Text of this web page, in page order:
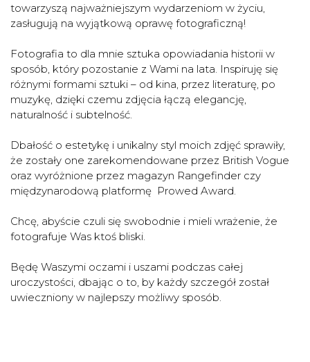
towarzyszą najważniejszym wydarzeniom w życiu,
zasługują na wyjątkową oprawę fotograficzną!
Fotografia to dla mnie sztuka opowiadania historii w
sposób, który pozostanie z Wami na lata. Inspiruję się
różnymi formami sztuki – od kina, przez literaturę, po
muzykę, dzięki czemu zdjęcia łączą elegancję,
naturalność i subtelność.
Dbałość o estetykę i unikalny styl moich zdjęć sprawiły,
że zostały one zarekomendowane przez British Vogue
oraz wyróżnione przez magazyn Rangefinder czy
międzynarodową platformę Prowed Award.
Chcę, abyście czuli się swobodnie i mieli wrażenie, że
fotografuje Was ktoś bliski.
Będę Waszymi oczami i uszami podczas całej
uroczystości, dbając o to, by każdy szczegół został
uwieczniony w najlepszy możliwy sposób.